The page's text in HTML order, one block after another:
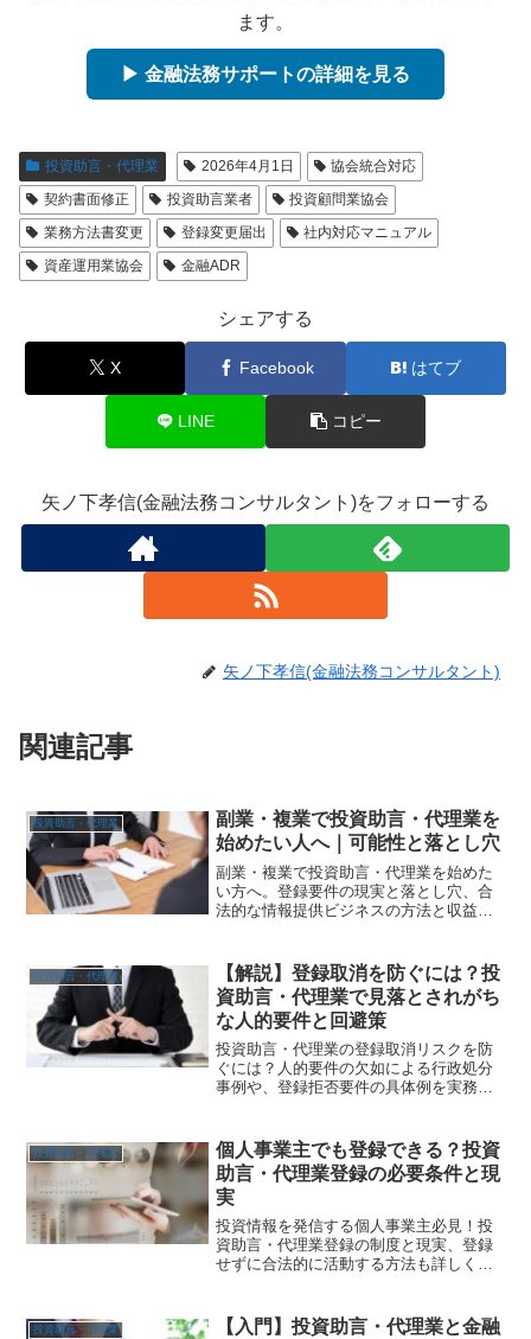
ます。
▶ 金融法務サポートの詳細を見る
投資助言・代理業 2026年4月1日
協会統合対応
契約書面修正
投資助言業者
投資顧問業協会
業務方法書変更
登録変更届出
社内対応マニュアル
資産運用業協会
金融ADR
シェアする
X Facebook はてブ
LINE コピー
矢ノ下孝信(金融法務コンサルタント)をフォローする
矢ノ下孝信(金融法務コンサルタント)
関連記事
投資助言・代理業
副業・複業で投資助言・代理業を
始めたい人へ｜可能性と落とし穴
副業・複業で投資助言・代理業を始めた
い方へ。登録要件の現実と落とし穴、合
法的な情報提供ビジネスの方法と収益化
投資助言・代理業
【解説】登録取消を防ぐには？投
資助言・代理業で見落とされがち
な人的要件と回避策
投資助言・代理業の登録取消リスクを防
ぐには？人的要件の欠如による行政処分
事例や、登録拒否要件の具体例を実務視
録前・登録後の不安に備える一記事。
投資助言・代理業
個人事業主でも登録できる？投資
助言・代理業登録の必要条件と現
実
投資情報を発信する個人事業主必見！投
資助言・代理業登録の制度と現実、登録
せずに合法的に活動する方法も詳しく解
投資助言・代理業
【入門】投資助言・代理業と金融